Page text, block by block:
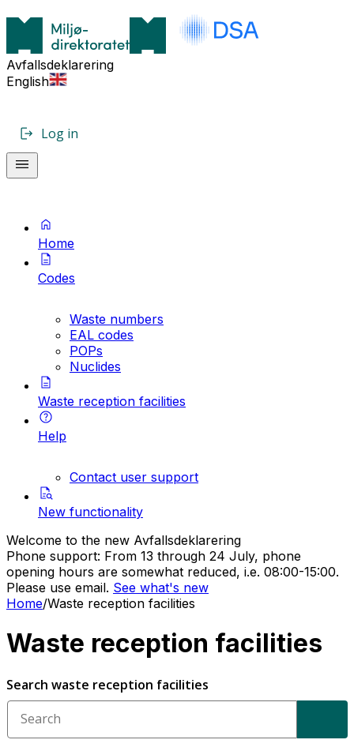
Avfallsdeklarering
English
Log in
Home
Codes
Waste numbers
EAL codes
POPs
Nuclides
Waste reception facilities
Help
Contact user support
New functionality
Welcome to the new Avfallsdeklarering
Phone support: From 13 through 24 July, phone
opening hours are somewhat reduced, i.e. 08:00-15:00.
Please use email. See what's new
Home/Waste reception facilities
Waste reception facilities
Search waste reception facilities